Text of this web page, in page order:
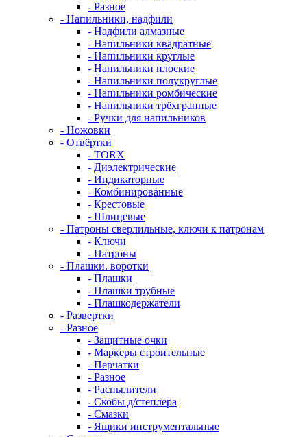
- Разное
- Напильники, надфили
- Надфили алмазные
- Напильники квадратные
- Напильники круглые
- Напильники плоские
- Напильники полукруглые
- Напильники ромбические
- Напильники трёхгранные
- Ручки для напильников
- Ножовки
- Отвёртки
- TORX
- Диэлектрические
- Индикаторные
- Комбинированные
- Крестовые
- Шлицевые
- Патроны сверлильные, ключи к патронам
- Ключи
- Патроны
- Плашки. воротки
- Плашки
- Плашки трубные
- Плашкодержатели
- Развертки
- Разное
- Защитные очки
- Маркеры строительные
- Перчатки
- Разное
- Распылители
- Скобы д/степлера
- Смазки
- Ящики инструментальные